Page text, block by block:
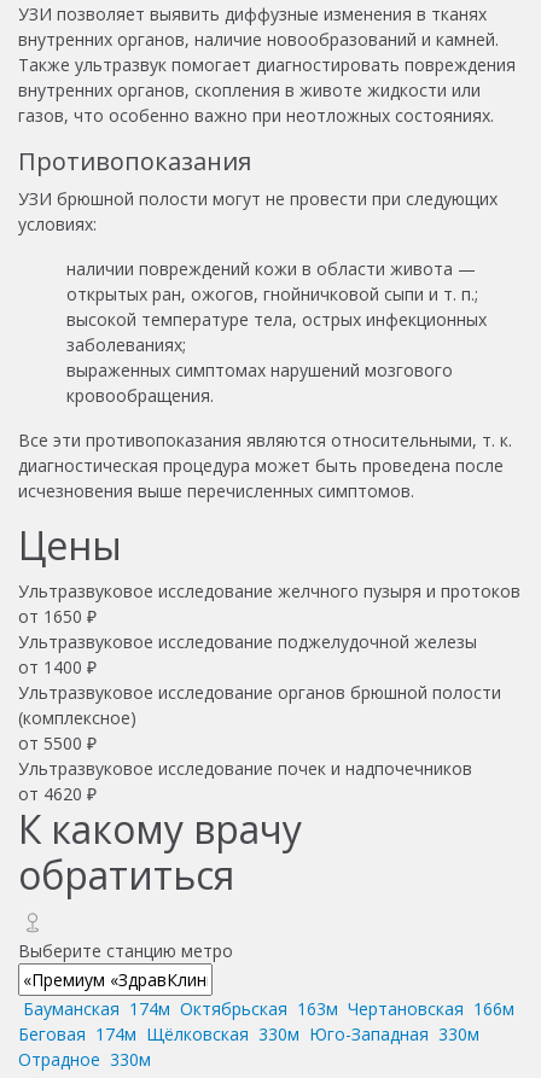
УЗИ позволяет выявить диффузные изменения в тканях
внутренних органов, наличие новообразований и камней.
Также ультразвук помогает диагностировать повреждения
внутренних органов, скопления в животе жидкости или
газов, что особенно важно при неотложных состояниях.
Противопоказания
УЗИ брюшной полости могут не провести при следующих
условиях:
наличии повреждений кожи в области живота —
открытых ран, ожогов, гнойничковой сыпи и т. п.;
высокой температуре тела, острых инфекционных
заболеваниях;
выраженных симптомах нарушений мозгового
кровообращения.
Все эти противопоказания являются относительными, т. к.
диагностическая процедура может быть проведена после
исчезновения выше перечисленных симптомов.
Цены
Ультразвуковое исследование желчного пузыря и протоков
от 1650 ₽
Ультразвуковое исследование поджелудочной железы
от 1400 ₽
Ультразвуковое исследование органов брюшной полости
(комплексное)
от 5500 ₽
Ультразвуковое исследование почек и надпочечников
от 4620 ₽
К какому врачу
обратиться
Выберите станцию метро
Бауманская 174м Октябрьская 163м Чертановская 166м
Беговая 174м Щёлковская 330м Юго-Западная 330м
Отрадное 330м